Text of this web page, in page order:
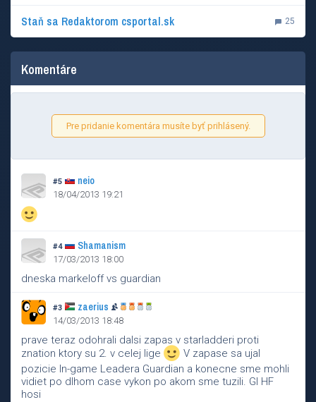
Staň sa Redaktorom csportal.sk 25
Komentáre
Pre pridanie komentára musíte byť prihlásený.
#5 neio
18/04/2013 19:21
#4 Shamanism
17/03/2013 18:00
dneska markeloff vs guardian
#3 zaerius
14/03/2013 18:48
prave teraz odohrali dalsi zapas v starladderi proti
znation ktory su 2. v celej lige
V zapase sa ujal
pozicie In-game Leadera Guardian a konecne sme mohli
vidiet po dlhom case vykon po akom sme tuzili. Gl HF
hosi